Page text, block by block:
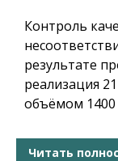
Контроль
результате
реализация
объёмом
Читать